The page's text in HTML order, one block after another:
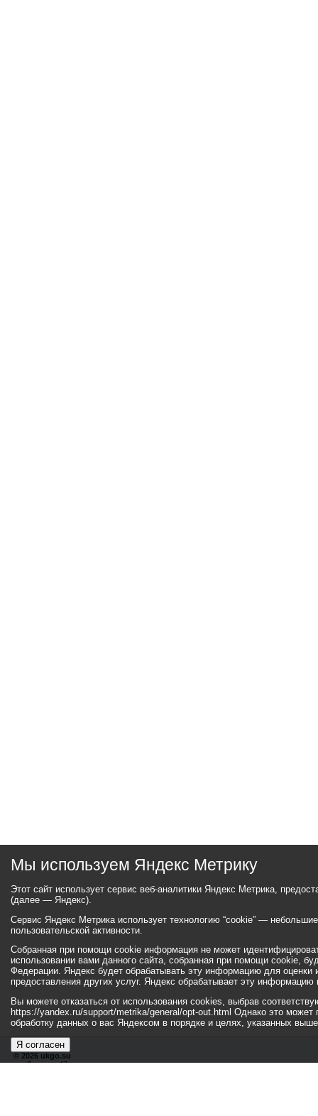
© 2026 ukgo.su
ул. Ленина, 47а
Мы используем Яндекс Метрику
Этот сайт использует сервис веб-аналитики Яндекс Метрика,
(далее — Яндекс).
Сервис Яндекс Метрика использует технологию “cookie” —
пользовательской активности.
Собранная при помощи cookie информация не может
использовании вами данного сайта, собранная при помощи cookie,
Федерации. Яндекс будет обрабатывать эту информацию для оценки
предоставления других услуг. Яндекс обрабатывает эту
Вы можете отказаться от использования cookies, выбрав
https://yandex.ru/support/metrika/general/opt-out.html Однако это может
обработку данных о вас Яндексом в порядке и целях, указанных
Я согласен